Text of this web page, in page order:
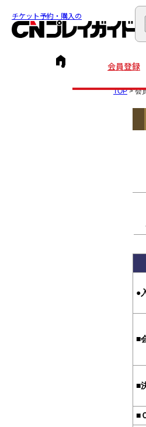
チケット予約・購入の
会員登録
TOP> 会
●
■
■
■